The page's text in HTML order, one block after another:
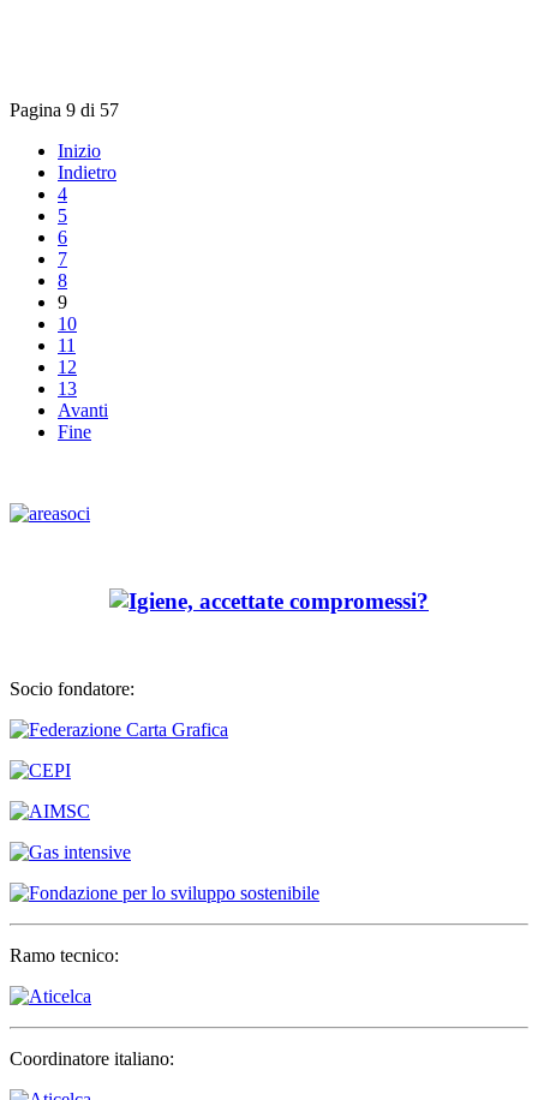
Pagina 9 di 57
Inizio
Indietro
4
5
6
7
8
9
10
11
12
13
Avanti
Fine
Socio fondatore:
Ramo tecnico:
Coordinatore italiano: